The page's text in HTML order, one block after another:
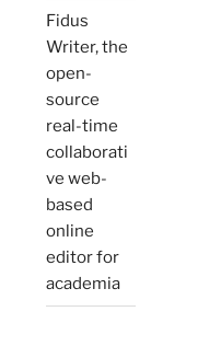
Fidus
Writer, the
open-
source
real-time
collaborati
ve web-
based
online
editor for
academia